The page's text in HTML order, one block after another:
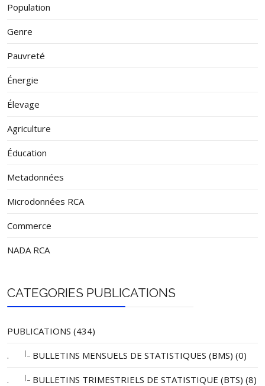
Population
Genre
Pauvreté
Énergie
Élevage
Agriculture
Éducation
Metadonnées
Microdonnées RCA
Commerce
NADA RCA
CATEGORIES PUBLICATIONS
PUBLICATIONS (434)
. |_ BULLETINS MENSUELS DE STATISTIQUES (BMS) (0)
. |_ BULLETINS TRIMESTRIELS DE STATISTIQUE (BTS) (8)